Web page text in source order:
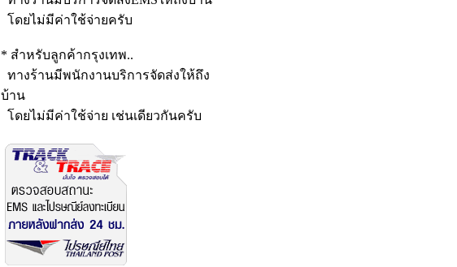
โดยไม่มีค่าใช้จ่ายครับ
* สำหรับลูกค้ากรุงเทพ..
ทางร้านมีพนักงานบริการจัดส่งให้ถึง
บ้าน
โดยไม่มีค่าใช้จ่าย เช่นเดียวกันครับ